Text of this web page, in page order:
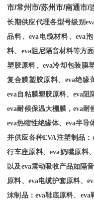
市/常州市/苏州市/南通市/
长期供应代理各型号级别
品料、eva电缆材料、eva
料、eva阻尼隔音材料等方
塑胶原料、eva冷却包装膜
复合膜塑胶原料、eva绝缘
eva自粘膜塑胶原料、eva阻
eva耐候保温大棚膜，eva耐
eva热缩性绝缘体、eva半导
并供应各种EVA注塑制品：
行车座原料、eva奶嘴原料
以及eva震动吸收产品如隔
原料、eva电缆护套原料、
沫制品：eva鞋底原料、eva